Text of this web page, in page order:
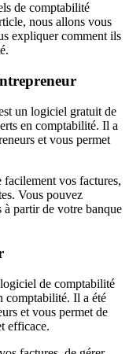
de comptabilité
nous allons vous
expliquer comment ils
un logiciel gratuit de
en comptabilité. Il a
et vous permet
vos factures,
Vous pouvez
à partir de votre banque
de comptabilité
comptabilité. Il a été
et vous permet de
efficace.